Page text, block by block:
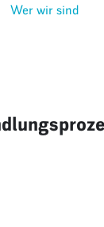
Wer wir sind